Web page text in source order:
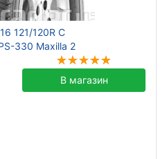
121/120R C
330 Maxilla 2
В магазин